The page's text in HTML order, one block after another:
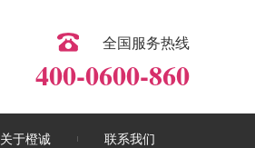
全国服务热线
400-0600-860
关于橙诚 联系我们